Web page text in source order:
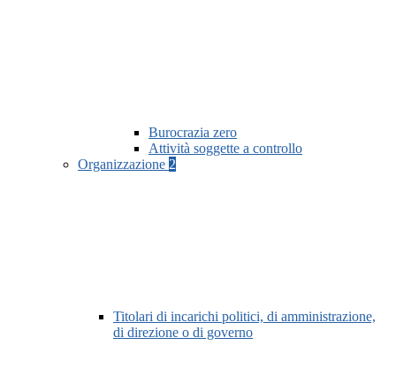
Burocrazia zero
Attività soggette a controllo
Organizzazione 2
Titolari di incarichi politici, di amministrazione,
di direzione o di governo